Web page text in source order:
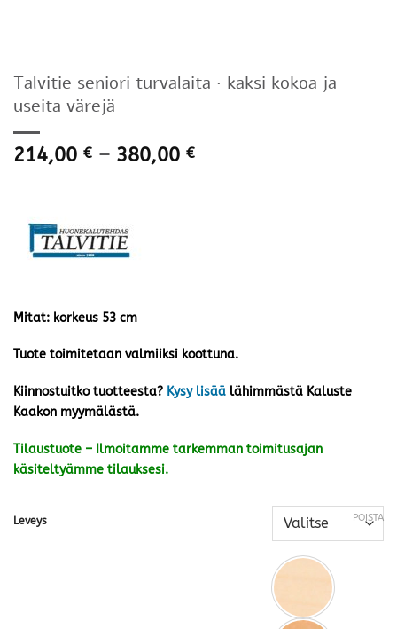
Talvitie seniori turvalaita · kaksi kokoa ja
useita värejä
214,00 € – 380,00 €Hintaluokka:
Mitat: korkeus 53 cm
Tuote toimitetaan valmiiksi koottuna.
Kiinnostuitko tuotteesta? Kysy lisää lähimmästä Kaluste
Kaakon myymälästä.
Tilaustuote – Ilmoitamme tarkemman toimitusajan
käsiteltyämme tilauksesi.
Leveys POISTA